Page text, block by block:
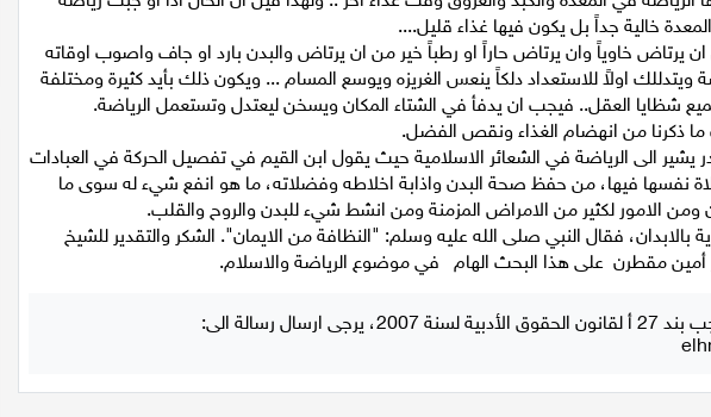
خالية جداً بل يكون فيها غذاء قليل....
يرتاض خاوياً وان يرتاض حاراً او رطباً خير من ان يرتاض والبدن بارد او جاف واصوب اوقاته
ويتدللك اولاً للاستعداد دلكاً ينعس الغريزه ويوسع المسام ... ويكون ذلك بأيد كثيرة ومختلفة
شظايا العقل.. فيجب ان يدفأ في الشتاء المكان ويسخن ليعتدل وتستعمل الرياضة.
ذكرنا من انهضام الغذاء ونقص الفضل.
يشير الى الرياضة في الشعائر الاسلامية حيث يقول ابن القيم في تفصيل الحركة في العبادات
نفسها فيها، من حفظ صحة البدن واذابة اخلاطه وفضلاته، ما هو انفع شيء له سوى ما
الامور لكثير من الامراض المزمنة ومن انشط شيء للبدن والروح والقلب.
بالابدان، فقال النبي صلى الله عليه وسلم: "النظافة من الايمان". الشكر والتقدير للشيخ
أمين مقطرن على هذا البحث الهام في موضوع الرياضة والاسلام.
ارسال رسالة الى: